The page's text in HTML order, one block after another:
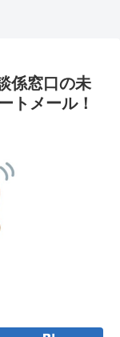
係窓口の未
トメール！